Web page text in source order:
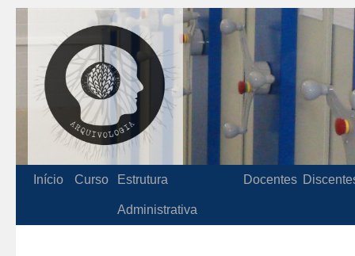
Início Curso Estrutura
Administrativa
Docentes